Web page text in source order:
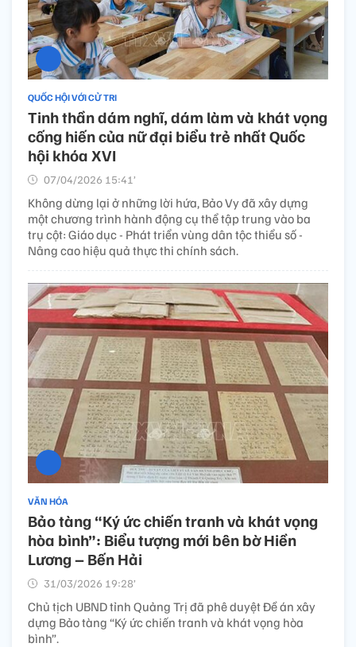
QUỐC HỘI VỚI CỬ TRI
Tinh thần dám nghĩ, dám làm và khát vọng
cống hiến của nữ đại biểu trẻ nhất Quốc
hội khóa XVI
07/04/2026 15:41’
Không dừng lại ở những lời hứa, Bảo Vy đã xây dựng
một chương trình hành động cụ thể tập trung vào ba
trụ cột: Giáo dục - Phát triển vùng dân tộc thiểu số -
Nâng cao hiệu quả thực thi chính sách.
VĂN HÓA
Bảo tàng “Ký ức chiến tranh và khát vọng
hòa bình”: Biểu tượng mới bên bờ Hiền
Lương – Bến Hải
31/03/2026 19:28’
Chủ tịch UBND tỉnh Quảng Trị đã phê duyệt Đề án xây
dựng Bảo tàng “Ký ức chiến tranh và khát vọng hòa
bình”.